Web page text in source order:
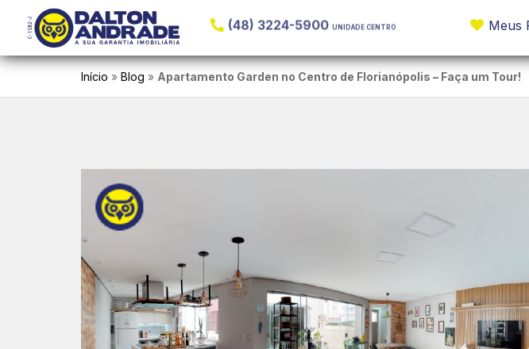
(48) 3224-5900 UNIDADE CENTRO Meus
Início » Blog » Apartamento Garden no Centro de Florianópolis – Faça um Tour!